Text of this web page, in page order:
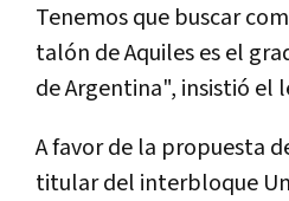
Tenemos que buscar
talón de Aquiles es el
de Argentina", insistió el
A favor de la propuesta
titular del interbloque